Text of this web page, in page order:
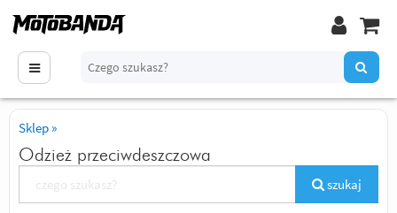
Sklep »
Odzież przeciwdeszczowa
szukaj